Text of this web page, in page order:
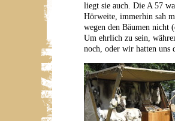
liegt sie auch. Die A 57
Hörweite, immerhin sah
wegen den Bäumen nicht
Um ehrlich zu sein,
noch, oder wir hatten uns